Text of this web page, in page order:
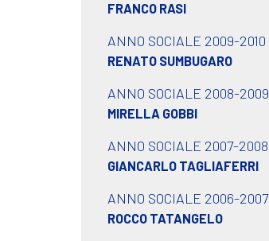
FRANCO RASI
ANNO SOCIALE 2009-2010
RENATO SUMBUGARO
ANNO SOCIALE 2008-2009
MIRELLA GOBBI
ANNO SOCIALE 2007-2008
GIANCARLO TAGLIAFERRI
ANNO SOCIALE 2006-2007
ROCCO TATANGELO